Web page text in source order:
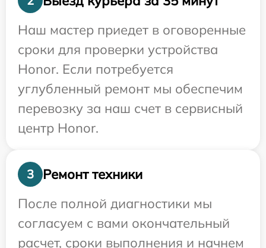
Наш мастер приедет в оговоренные
сроки для проверки устройства
Honor. Если потребуется
углубленный ремонт мы обеспечим
перевозку за наш счет в сервисный
центр Honor.
3
Ремонт техники
После полной диагностики мы
согласуем с вами окончательный
расчет, сроки выполнения и начнем